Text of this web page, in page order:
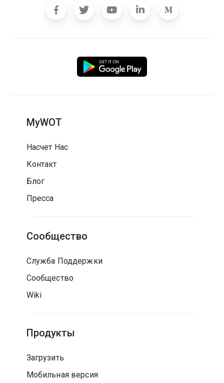
MyWOT
Насчет Нас
Контакт
Блог
Пресса
Сообщество
Служба Поддержки
Сообщество
Wiki
Продукты
Загрузить
Мобильная версия